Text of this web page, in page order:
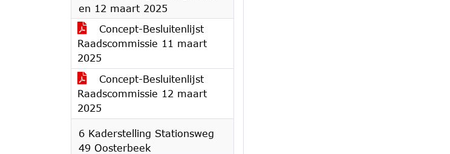
en 12 maart 2025
Concept-Besluitenlijst
Raadscommissie 11 maart
2025
Concept-Besluitenlijst
Raadscommissie 12 maart
2025
6 Kaderstelling Stationsweg
49 Oosterbeek